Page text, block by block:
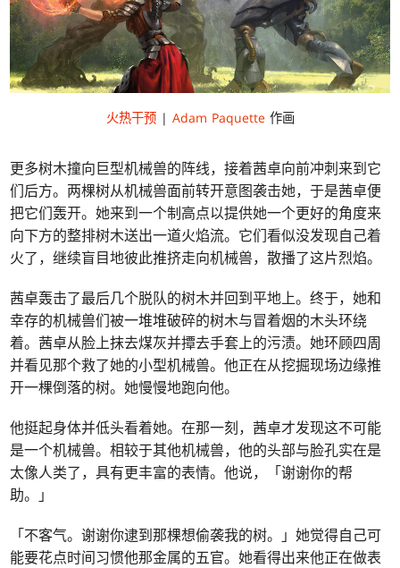
火热干预| Adam Paquette 作画
更多树木撞向巨型机械兽的阵线，接着茜卓向前冲刺来到它
们后方。两棵树从机械兽面前转开意图袭击她，于是茜卓便
把它们轰开。她来到一个制高点以提供她一个更好的角度来
向下方的整排树木送出一道火焰流。它们看似没发现自己着
火了，继续盲目地彼此推挤走向机械兽，散播了这片烈焰。
茜卓轰击了最后几个脱队的树木并回到平地上。终于，她和
幸存的机械兽们被一堆堆破碎的树木与冒着烟的木头环绕
着。茜卓从脸上抹去煤灰并撢去手套上的污渍。她环顾四周
并看见那个救了她的小型机械兽。他正在从挖掘现场边缘推
开一棵倒落的树。她慢慢地跑向他。
他挺起身体并低头看着她。在那一刻，茜卓才发现这不可能
是一个机械兽。相较于其他机械兽，他的头部与脸孔实在是
太像人类了，具有更丰富的表情。他说，「谢谢你的帮
助。」
「不客气。谢谢你逮到那棵想偷袭我的树。」她觉得自己可
能要花点时间习惯他那金属的五官。她看得出来他正在做表